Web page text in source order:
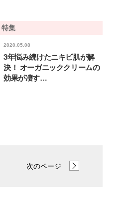
特集
2020.05.08
3年悩み続けたニキビ肌が解
決！ オーガニッククリームの
効果が凄す…
次のページ
【AEN／エイエン】注目の日韓新
人ボーイズグループが始動！ デビ
ュー目前のフレッシュな面々を独
占インタビュー。7人の魅力に迫
2026.07.23
LIFE STYLE
Single「夏いぞん」リリース記念
イベント♡ ファンと過ごした“最
2026.07.31